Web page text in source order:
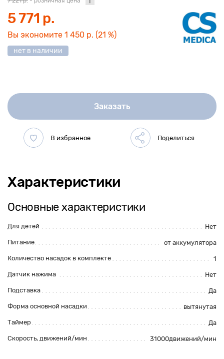
5 771 р.
Вы экономите 1 450 р. (21 %)
нет в наличии
Заказать
Характеристики
Основные характеристики
Для детей Нет
Питание от аккумулятора
Количество насадок в комплекте 1
Датчик нажима Нет
Подставка Да
Форма основной насадки вытянутая
Таймер Да
Скорость, движений/мин 31000движений/мин